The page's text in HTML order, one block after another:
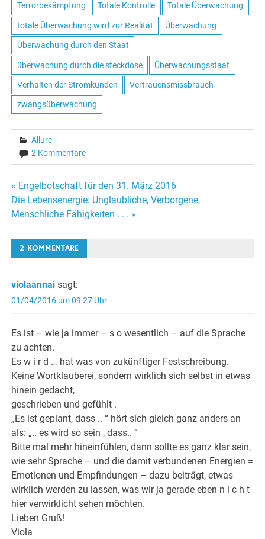
Terrorbekämpfung Totale Kontrolle Totale Überwachung
totale Überwachung wird zur Realität Überwachung
Überwachung durch den Staat
überwachung durch die steckdose Überwachungsstaat
Verhalten der Stromkunden Vertrauensmissbrauch
zwangsüberwachung
Allure
2 Kommentare
Beitrags-
« Engelbotschaft für den 31. März 2016
Die Lebensenergie: Unglaubliche, Verborgene,
Menschliche Fähigkeiten . . . »
2 KOMMENTARE
violaannai sagt:
01/04/2016 um 09:27 Uhr
Es ist – wie ja immer – s o wesentlich – auf die Sprache
zu achten.
Es w i r d … hat was von zukünftiger Festschreibung.
Keine Wortklauberei, sondern wirklich sich selbst in etwas
hinein gedacht,
geschrieben und gefühlt .
„Es ist geplant, dass .. “ hört sich gleich ganz anders an
als: „.. es wird so sein , dass.. “
Bitte mal mehr hineinfühlen, dann sollte es ganz klar sein,
wie sehr Sprache – und die damit verbundenen Energien =
Emotionen und Empfindungen – dazu beiträgt, etwas
wirklich werden zu lassen, was wir ja gerade eben n i c h t
hier verwirklicht sehen möchten.
Lieben Gruß!
Viola